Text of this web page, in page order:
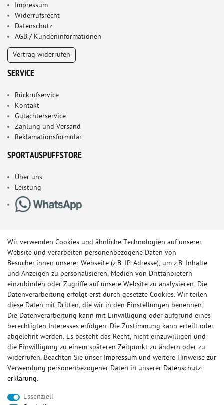
Impressum
Widerrufsrecht
Datenschutz
AGB / Kundeninformationen
Vertrag widerrufen
SERVICE
Rückrufservice
Kontakt
Gutachterservice
Zahlung und Versand
Reklamationsformular
SPORTAUSPUFFSTORE
Über uns
Leistung
© Copyright 2026 Sportauspuff-Store.de - Alle Rechte vorbehalten.
Preisangaben inkl. gesetzlicher MwSt. und zzgl. Versandkosten
Das Internetportal für Sportendschalldämpfer, Komplettanlagen,
Rennsportanlagen, Sportendrohre, Universalteile, Fächerkrümmer,
Vorschalldämpfer, Sportkat, Ersatzrohr und Auspuffzubehör.
FOX, REMUS, FSW, FRIEDRICH MOTORSPORT, EISENMANN, ULTER
Wir verwenden Cookies und ähnliche Technologien auf unserer
Website und verarbeiten personenbezogene Daten von
Besucher:innen unserer Webseite (z.B. IP-Adresse), um z.B. Inhalte
und Anzeigen zu personalisieren, Medien von Drittanbietern
einzubinden oder Zugriffe auf unsere Website zu analysieren. Die
Datenverarbeitung erfolgt erst durch gesetzte Cookies. Wir teilen
diese Daten mit Dritten, die wir in den Einstellungen benennen.
Die Datenverarbeitung kann mit Einwilligung oder aufgrund eines
berechtigten Interesses erfolgen. Die Zustimmung kann erteilt oder
abgelehnt werden. Es besteht das Recht, nicht einzuwilligen und
die Einwilligung zu einem späteren Zeitpunkt zu ändern oder zu
widerrufen. Beachten Sie unser Impressum und weitere Hinweise zur
Verwendung personenbezogener Daten in unserer Daten­schutz­
erklärung.
Essenziell